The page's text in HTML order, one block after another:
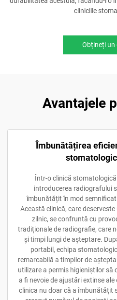
cliniciile
Obțineți un
Avantajele
Îmbunătățirea
Într-o clinică
introducerea radiografului
îmbunătățit în mod
Această clinică, care
zilnic, se confruntă cu
tradiționale de radiografie, care
și timpi lungi de așteptare.
portabil, echipa
remarcabilă a timpilor de
utilizare a permis higieniștilor să
a fi nevoie de ajustări extinse
clinica nu doar că a îmbunătățit